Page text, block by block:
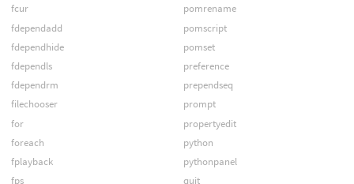
fcur
fdependadd
fdependhide
fdependls
fdependrm
filechooser
for
foreach
fplayback
fps
pomrename
pomscript
pomset
preference
prependseq
prompt
propertyedit
python
pythonpanel
quit